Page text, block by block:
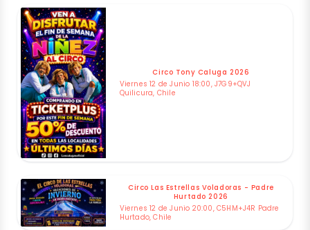
Circo Tony Caluga 2026
Viernes 12 de Junio 18:00, J7G9+QVJ
Quilicura, Chile
Circo Las Estrellas Voladoras - Padre
Hurtado 2026
Viernes 12 de Junio 20:00, C5HM+J4R Padre
Hurtado, Chile